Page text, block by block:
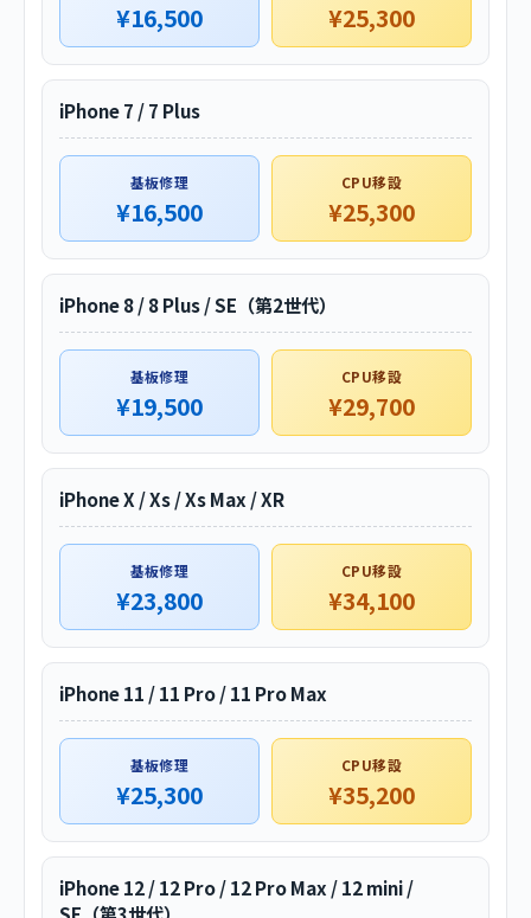
¥16,500 ¥25,300
iPhone 7 / 7 Plus
基板修理
¥16,500
CPU移設
¥25,300
iPhone 8 / 8 Plus / SE（第2世代）
基板修理
¥19,500
CPU移設
¥29,700
iPhone X / Xs / Xs Max / XR
基板修理
¥23,800
CPU移設
¥34,100
iPhone 11 / 11 Pro / 11 Pro Max
基板修理
¥25,300
CPU移設
¥35,200
iPhone 12 / 12 Pro / 12 Pro Max / 12 mini /